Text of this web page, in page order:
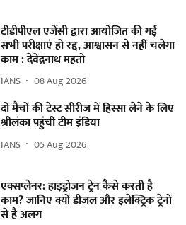
टीडीपीएल एजेंसी द्वारा आयोजित की गई
सभी परीक्षाएं हो रद्द, आश्वासन से नहीं चलेगा
काम : देवेंद्रनाथ महतो
IANS 08 Aug 2026
दो मैचों की टेस्ट सीरीज में हिस्सा लेने के लिए
श्रीलंका पहुंची टीम इंडिया
IANS 05 Aug 2026
एक्सप्लेनर: हाइड्रोजन ट्रेन कैसे करती है
काम? जानिए क्यों डीजल और इलेक्ट्रिक ट्रेनों
से है अलग